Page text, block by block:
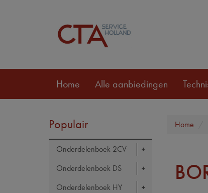
Home Alle aanbiedingen
Populair
Onderdelenboek 2CV
Onderdelenboek DS
Onderdelenboek HY
Home